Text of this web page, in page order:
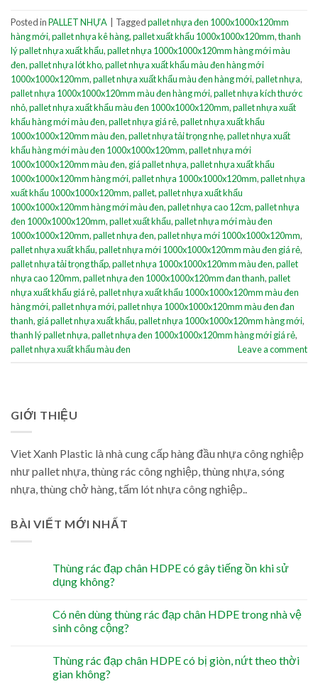
Posted inPALLET NHỰA Taggedpallet nhựa đen 1000x1000x120mm
hàng mới,pallet nhựa kê hàng,pallet xuất khẩu 1000x1000x120mm,thanh
lý pallet nhựa xuất khẩu,pallet nhựa 1000x1000x120mm hàng mới màu
đen,pallet nhựa lót kho,pallet nhựa xuất khẩu màu đen hàng mới
1000x1000x120mm,pallet nhựa xuất khẩu màu đen hàng mới,pallet nhựa,
pallet nhựa 1000x1000x120mm màu đen hàng mới,pallet nhựa kích thước
nhỏ,pallet nhựa xuất khẩu màu đen 1000x1000x120mm,pallet nhựa xuất
khẩu hàng mới màu đen,pallet nhựa giá rẻ,pallet nhựa xuất khẩu
1000x1000x120mm màu đen,pallet nhựa tải trọng nhẹ,pallet nhựa xuất
khẩu hàng mới màu đen 1000x1000x120mm,pallet nhựa mới
1000x1000x120mm màu đen, giá pallet nhựa,pallet nhựa xuất khẩu
1000x1000x120mm hàng mới,pallet nhựa 1000x1000x120mm,pallet nhựa
xuất khẩu 1000x1000x120mm,pallet,pallet nhựa xuất khẩu
1000x1000x120mm hàng mới màu đen,pallet nhựa cao 12cm,pallet nhựa
đen 1000x1000x120mm,pallet xuất khẩu,pallet nhựa mới màu đen
1000x1000x120mm,pallet nhựa đen,pallet nhựa mới 1000x1000x120mm,
pallet nhựa xuất khẩu,pallet nhựa mới 1000x1000x120mm màu đen giá rẻ,
pallet nhựa tải trọng thấp,pallet nhựa 1000x1000x120mm màu đen,pallet
nhựa cao 120mm,pallet nhựa đen 1000x1000x120mm đan thanh,pallet
nhựa xuất khẩu giá rẻ,pallet nhựa xuất khẩu 1000x1000x120mm màu đen
hàng mới,pallet nhựa mới,pallet nhựa 1000x1000x120mm màu đen đan
thanh, giá pallet nhựa xuất khẩu,pallet nhựa 1000x1000x120mm hàng mới,
thanh lý pallet nhựa,pallet nhựa đen 1000x1000x120mm hàng mới giá rẻ,
pallet nhựa xuất khẩu màu đen
Leave a comment
GIỚI THIỆU
Viet Xanh Plastic là nhà cung cấp hàng đầu nhựa công nghiệp
như pallet nhựa, thùng rác công nghiệp, thùng nhựa, sóng
nhựa, thùng chở hàng, tấm lót nhựa công nghiệp..
BÀI VIẾT MỚI NHẤT
Thùng rác đạp chân HDPE có gây tiếng ồn khi sử
dụng không?
Có nên dùng thùng rác đạp chân HDPE trong nhà vệ
sinh công cộng?
Thùng rác đạp chân HDPE có bị giòn, nứt theo thời
gian không?